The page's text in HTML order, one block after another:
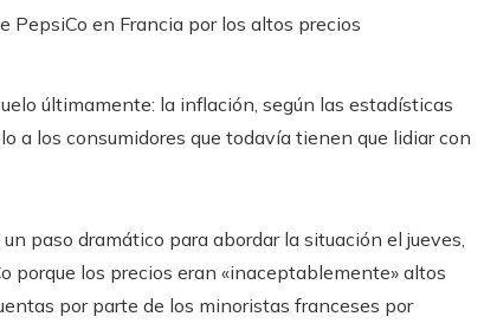
últimamente: la inflación, según las estadísticas
a los consumidores que todavía tienen que lidiar con
paso dramático para abordar la situación el jueves,
porque los precios eran «inaceptablemente» altos
por parte de los minoristas franceses por